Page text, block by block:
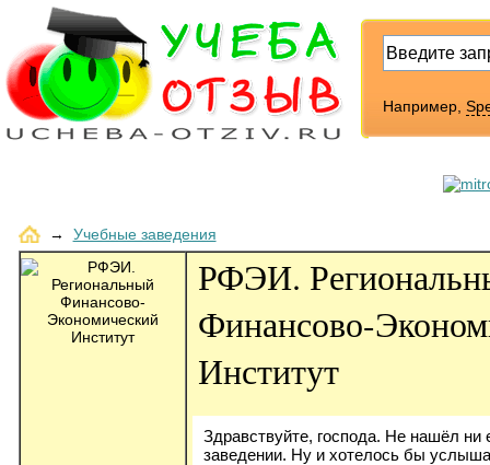
Например,
→ Учебные заведения
РФЭИ.
Финансово-
Институт
Здравствуйте, господа. Не нашёл
заведении. Ну и хотелось бы